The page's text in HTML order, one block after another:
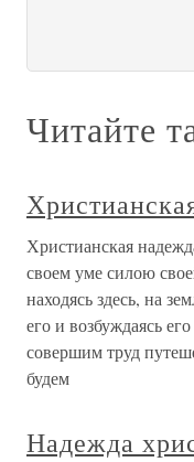
Читайте
Христианская
своем уме силою
находясь здесь, на
его и возбуждаясь
совершим труд
будем
Надежда